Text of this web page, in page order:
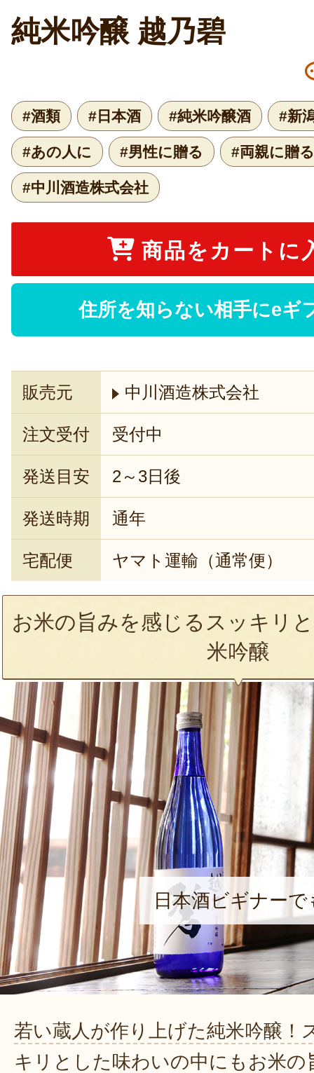
純米吟醸 越乃碧
#酒類 #日本酒 #純米吟醸酒 #新
#あの人に #男性に贈る #両親に贈る
#中川酒造株式会社
商品をカートに
住所を知らない相手にeギ
販売元 中川酒造株式会社
注文受付 受付中
発送目安 2～3日後
発送時期 通年
宅配便 ヤマト運輸（通常便）
お米の旨みを感じるスッキリ
米吟醸
日本酒ビギナー
若い蔵人が作り上げた純米吟醸！
キリとした味わいの中にもお米の